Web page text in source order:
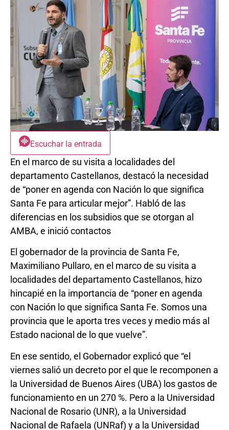
Escuchar la entrada
En el marco de su visita a localidades del
departamento Castellanos, destacó la necesidad
de “poner en agenda con Nación lo que significa
Santa Fe para articular mejor”. Habló de las
diferencias en los subsidios que se otorgan al
AMBA, e inició contactos
El gobernador de la provincia de Santa Fe,
Maximiliano Pullaro, en el marco de su visita a
localidades del departamento Castellanos, hizo
hincapié en la importancia de “poner en agenda
con Nación lo que significa Santa Fe. Somos una
provincia que le aporta tres veces y medio más al
Estado nacional de lo que vuelve”.
En ese sentido, el Gobernador explicó que “el
viernes salió un decreto por el que le recomponen a
la Universidad de Buenos Aires (UBA) los gastos de
funcionamiento en un 270 %. Pero a la Universidad
Nacional de Rosario (UNR), a la Universidad
Nacional de Rafaela (UNRaf) y a la Universidad